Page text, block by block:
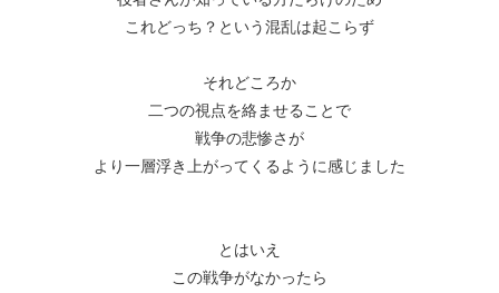
これどっち？という混乱は起こらず
それどころか
二つの視点を絡ませることで
戦争の悲惨さが
より一層浮き上がってくるように感じました
とはいえ
この戦争がなかったら